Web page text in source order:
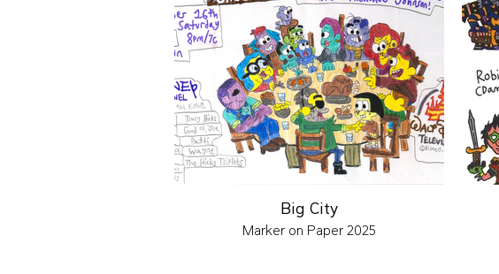
Big City
Marker on Paper 2025